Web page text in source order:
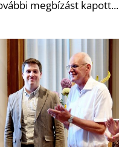
megbízást kapott...